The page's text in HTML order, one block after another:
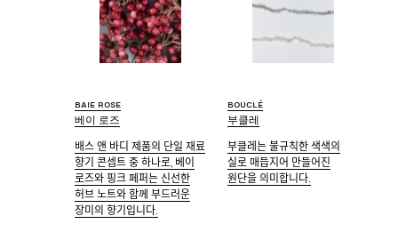
Baie rose
베이 로즈
배스 앤 바디 제품의 단일 재료
향기 콘셉트 중 하나로, 베이
로즈와 핑크 페퍼는 신선한
허브 노트와 함께 부드러운
장미의 향기입니다.
Bouclé
부클레
부클레는 불규칙한 색색의
실로 매듭지어 만들어진
원단을 의미합니다.